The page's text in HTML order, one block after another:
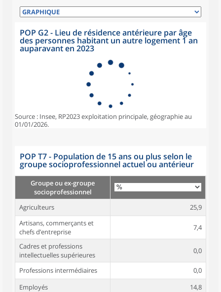
POP G2 - Lieu de résidence antérieure par âge
des personnes habitant un autre logement 1 an
auparavant en 2023
Source : Insee, RP2023 exploitation principale, géographie au
01/01/2026.
POP T7 - Population de 15 ans ou plus selon le
groupe socioprofessionnel actuel ou antérieur
Groupe ou ex-groupe
socioprofessionnel
Agriculteurs
25,9
Artisans, commerçants et
chefs d’entreprise
7,4
Cadres et professions
intellectuelles supérieures
0,0
Professions intermédiaires
0,0
Employés
14,8